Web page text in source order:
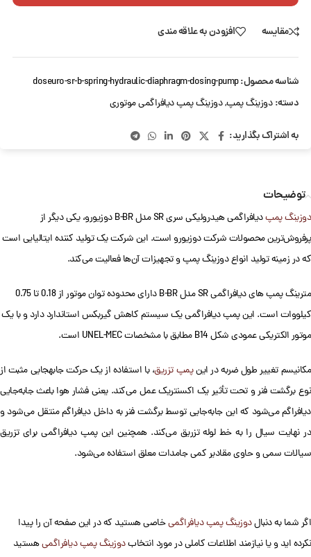
مقایسه افزودن به علاقه مندی
شناسه محصول:doseuro-sr-b-spring-hydraulic-diaphragm-dosing-pump
دسته: دوزینگ پمپ,دوزینگ پمپ دیافراگمی موتوری
به اشتراک بگذارید:
توضیحات
دوزینگ پمپ
دیافراگمی هیدرولیکی سری SR مدل B-BR دوزیورو، یکی دیگر از
پرفروش‌ترین محصولات شرکت دوزیورو است. این شرکت یک تولید کننده ایتالیایی است
که در زمینه تولید انواع دوزینگ پمپ و تجهیزات آن‌ها فعالیت می‌کند.
مترینگ پمپ های دیافراگمی SR مدل B-BR دارای محدوده توان موتور از 0.18 تا 0.75
کیلووات است. این پمپ دیافراگمی یک سیستم کاهش گیربکس استاندارد دارد و با یک
موتور الکتریکی عمودی شکل B14 مطابق با مشخصات UNEL-MEC است.
مکانیسم تغییر طول ضربه در اینپمپ تزریق
، با استفاده از یک حرکت جابه‎جایی مثبت از
نوع برگشت فنر و تحت تأثیر یک اکسنتریک عمل می‌کند. یعنی فشار هوا باعث جابه‌جایی
دیافراگم می‌شود که این جابه‌جایی توسط برگشت فنر به داخل دیافراگم منتقل می‌شود و
در نهایت سیال را به خط لوله تزریق می‌کند. همچنین این پمپ دیافراگمی برای تزریق
سیالات سمی و حاوی مقادیر کمی جامدات معلق استفاده می‌شود.
اگر شما به دنبالدوزینگ پمپ دیافراگمیخاصی هستید که در این صفحه آن را پیدا
نکرده اید و یا نیازمند اطلاعات کاملی در مورد انتخابدوزینگ پمپ دیافراگمیهستید